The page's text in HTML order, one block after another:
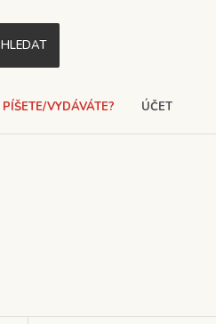
HLEDAT
PÍŠETE/VYDÁVÁTE? ÚČET